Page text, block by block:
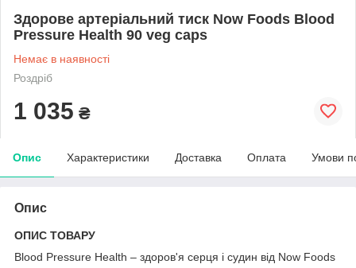
Здорове артеріальний тиск Now Foods Blood
Pressure Health 90 veg caps
Немає в наявності
Роздріб
1 035 ₴
Опис Характеристики Доставка Оплата Умови
Опис
ОПИС ТОВАРУ
Blood Pressure Health – здоров'я серця і судин від Now Foods